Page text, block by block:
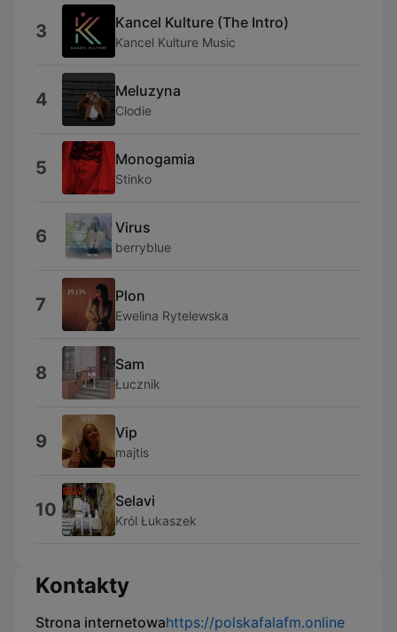
3 Kancel Kulture (The Intro)
Kancel Kulture Music
4 Meluzyna
Clodie
5 Monogamia
Stinko
6 Virus
berryblue
7 Plon
Ewelina Rytelewska
8 Sam
Łucznik
9 Vip
majtis
10 Selavi
Król Łukaszek
Kontakty
Strona internetowahttps://polskafalafm.online